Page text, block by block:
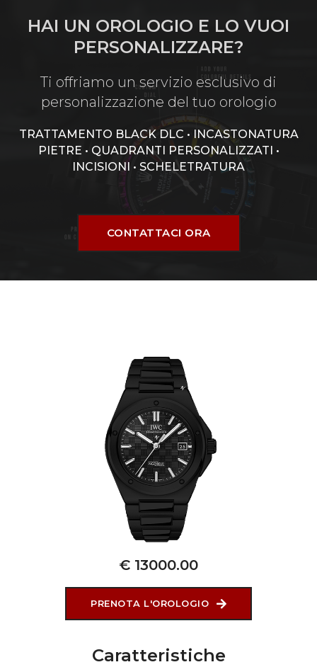
HAI UN OROLOGIO E LO VUOI
PERSONALIZZARE?
Ti offriamo un servizio esclusivo di
personalizzazione del tuo orologio
TRATTAMENTO BLACK DLC • INCASTONATURA
PIETRE • QUADRANTI PERSONALIZZATI •
INCISIONI • SCHELETRATURA
CONTATTACI ORA
€ 13000.00
PRENOTA L'OROLOGIO
Caratteristiche